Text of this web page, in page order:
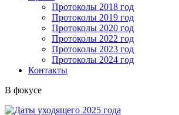
Протоколы 2018 год
Протоколы 2019 год
Протоколы 2020 год
Протоколы 2022 год
Протоколы 2023 год
Протоколы 2024 год
Контакты
В фокусе